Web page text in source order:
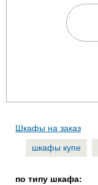
Шкафы на заказ
шкафы купе
по типу шкафа: